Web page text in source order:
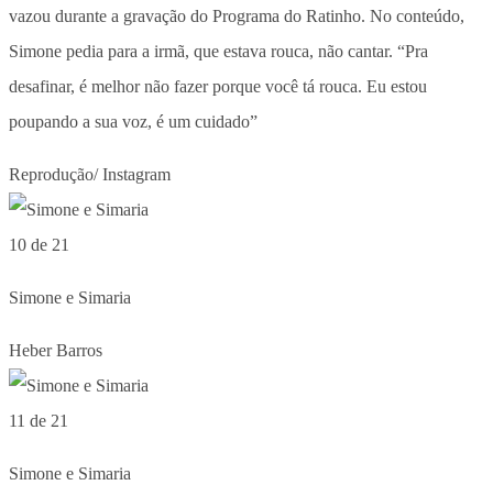
vazou durante a gravação do Programa do Ratinho. No conteúdo,
Simone pedia para a irmã, que estava rouca, não cantar. “Pra
desafinar, é melhor não fazer porque você tá rouca. Eu estou
poupando a sua voz, é um cuidado”
Reprodução/ Instagram
10 de 21
Simone e Simaria
Heber Barros
11 de 21
Simone e Simaria